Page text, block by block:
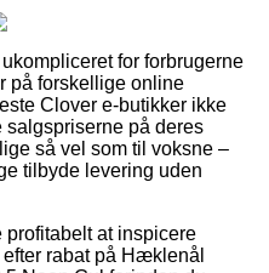
for forbrugerne
på forskellige online
Clover e-butikker ikke
på deres
så vel som til voksne –
tilbyde levering uden
profitabelt at inspicere
rabat på Hæklenål